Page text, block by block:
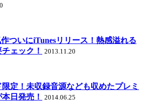
ついにiTunesリリース！熱感溢れる
ェック！
2013.11.20
定！未収録音源なども収めたプレミ
日発売！
2014.06.25